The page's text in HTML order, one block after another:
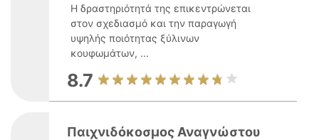
Η δραστηριότητά της επικεντρώνεται
στον σχεδιασμό και την παραγωγή
υψηλής ποιότητας ξύλινων
κουφωμάτων, ...
8.7
Παιχνιδόκοσμος Αναγνώστου